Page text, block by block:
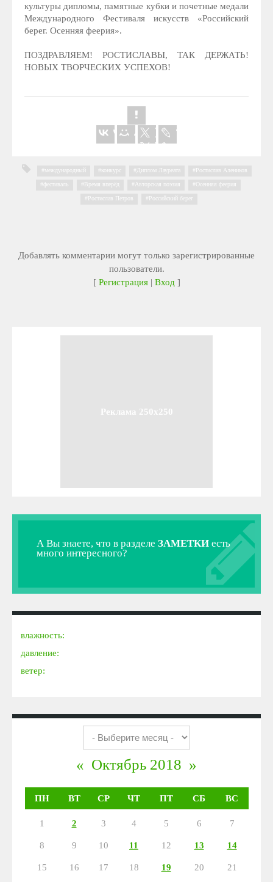
культуры дипломы, памятные кубки и почетные медали
Международного Фестиваля искусств «Российский
берег. Осенняя феерия».
ПОЗДРАВЛЯЕМ! РОСТИСЛАВЫ, ТАК ДЕРЖАТЬ!
НОВЫХ ТВОРЧЕСКИХ УСПЕХОВ!
международный конкурс Диплом Лауреата Ростислав Алеников
фестиваль Время вперёд Авторская поэзия Осенняя феерия
Ростислав Петров Российский берег
Добавлять комментарии могут только зарегистрированные
пользователи.
[ Регистрация| Вход]
Реклама 250x250
А Вы знаете, что в разделе ЗАМЕТКИ есть
много интересного?
влажность:
давление:
ветер:
« Октябрь 2018 »
ПН ВТ СР ЧТ ПТ СБ ВС
1 2 3 4 5 6 7
8 9 10 11 12 13 14
15 16 17 18 19 20 21